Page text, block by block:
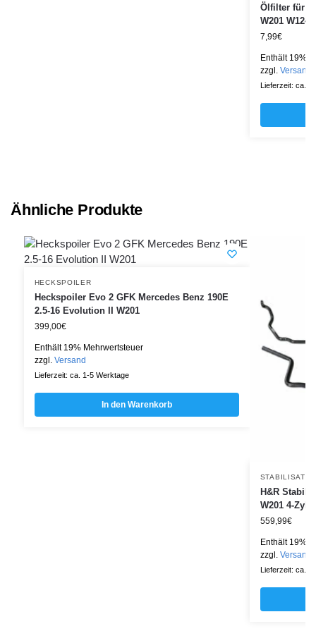
Ölfilter für
W201 W124
7,99€
Enthält 19%
zzgl. Versand
Lieferzeit: ca.
Ähnliche Produkte
HECKSPOILER
Heckspoiler Evo 2 GFK Mercedes Benz 190E
2.5-16 Evolution II W201
399,00€
Enthält 19% Mehrwertsteuer
zzgl. Versand
Lieferzeit: ca. 1-5 Werktage
In den Warenkorb
H&R
W201 4-
559,99€
Enthält 19%
zzgl. Versand
Lieferzeit: ca.